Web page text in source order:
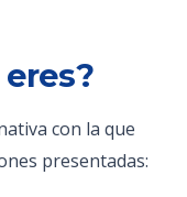
con la que
presentadas: